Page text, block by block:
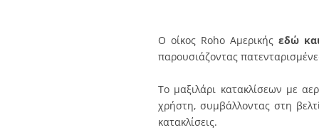
Ο οίκος Roho Αμερικήςεδώ
παρουσιάζοντας
Το μαξιλάρι κατακλίσεων με
χρήστη, συμβάλλοντας στη
κατακλίσεις.